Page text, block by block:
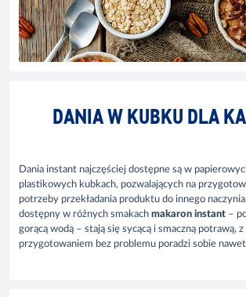
DANIA W KUBKU DLA
Dania instant najczęściej dostępne są w
plastikowych kubkach, pozwalających na
potrzeby przekładania produktu do innego
dostępny w różnych smakach makaron instant –
gorącą wodą – stają się sycącą i smaczną potrawą,
przygotowaniem bez problemu poradzi sobie